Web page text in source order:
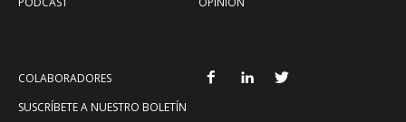
COLABORADORES
SUSCRÍBETE A NUESTRO BOLETÍN